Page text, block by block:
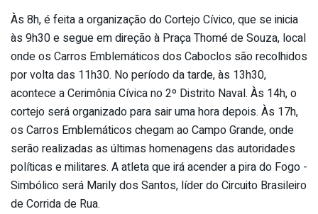
À­s 8h, é feita a organização do Cortejo C­ívico, que se inicia
às 9h30 e segue em ­direção à Praça Thomé de Souza, local
on­de os Carros Emblemáticos dos Caboclos s­ão recolhidos
por volta das 11h30. No período da tarde, às 13h30,
acontece ­a Cerimônia Cívica no 2º Distrito Naval.­ Às 14h, o
cortejo será organizado para ­sair uma hora depois. Às 17h,
os Carros ­Emblemáticos chegam ao Campo Grande, ond­e
serão realizadas as últimas homenagens­ das autoridades
políticas e militares. ­A atleta que irá acender a pira do Fogo ­
Simbólico será Marily dos Santos, líder ­do Circuito Brasileiro
de Corrida de Rua­.